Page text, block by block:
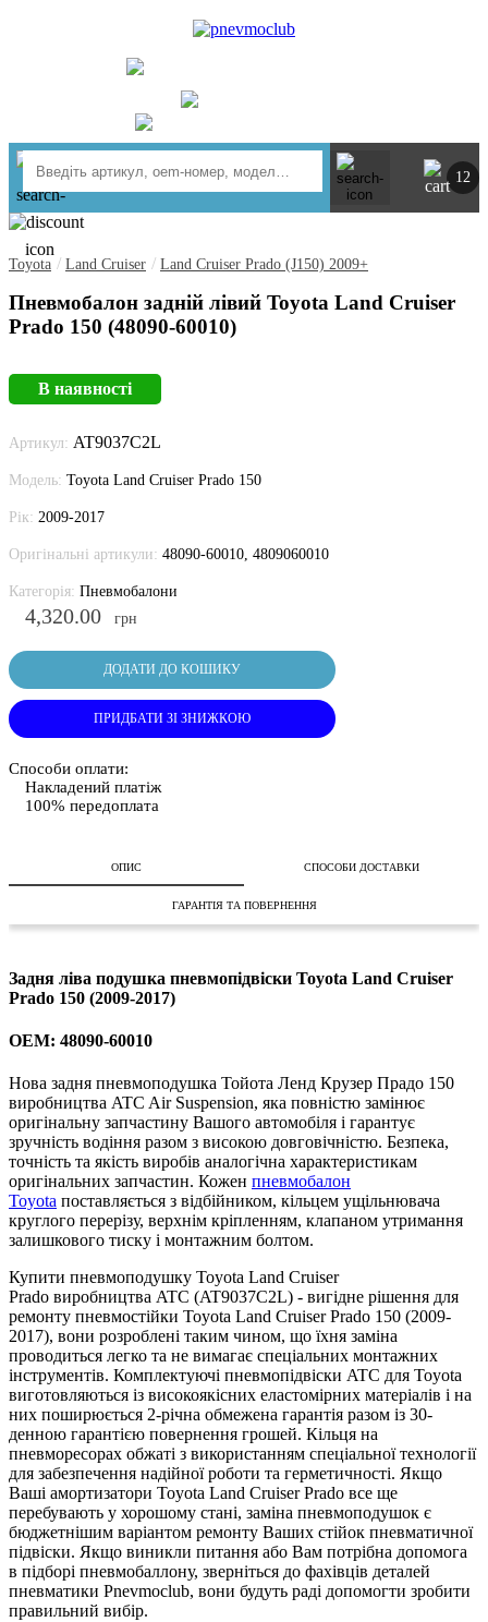
12
Toyota / Land Cruiser / Land Cruiser Prado (J150) 2009+
В наявності
Артикул: AT9037C2L
Модель: Toyota Land Cruiser Prado 150
Рік: 2009-2017
Оригінальні артикули: 48090-60010, 4809060010
Категорія: Пневмобалони
4,320.00 грн
ДОДАТИ ДО КОШИКУ
ПРИДБАТИ ЗІ ЗНИЖКОЮ
Способи оплати:
Накладений платіж
100% передоплата
Пневмобалон задній лівий Toyota Land Cruiser
Prado 150 (48090-60010)
ОПИС СПОСОБИ ДОСТАВКИ
ГАРАНТІЯ ТА ПОВЕРНЕННЯ
Задня ліва подушка пневмопідвіски Toyota Land Cruiser
Prado 150 (2009-2017)
OEM: 48090-60010
Нова задня пневмоподушка Тойота Ленд Крузер Прадо 150
виробництва ATC Air Suspension, яка повністю замінює
оригінальну запчастину Вашого автомобіля і гарантує
зручність водіння разом з високою довговічністю. Безпека,
точність та якість виробів аналогічна характеристикам
оригінальних запчастин. Кожен пневмобалон
Toyota поставляється з відбійником, кільцем ущільнювача
круглого перерізу, верхнім кріпленням, клапаном утримання
залишкового тиску і монтажним болтом.
Купити пневмоподушку Toyota Land Cruiser
Prado виробництва ATC (AT9037C2L) - вигідне рішення для
ремонту пневмостійки Toyota Land Cruiser Prado 150 (2009-
2017), вони розроблені таким чином, що їхня заміна
проводиться легко та не вимагає спеціальних монтажних
інструментів. Комплектуючі пневмопідвіски ATC для Toyota
виготовляються із високоякісних еластомірних матеріалів і на
них поширюється 2-річна обмежена гарантія разом із 30-
денною гарантією повернення грошей. Кільця на
пневморесорах обжаті з використанням спеціальної технології
для забезпечення надійної роботи та герметичності. Якщо
Ваші амортизатори Toyota Land Cruiser Prado все ще
перебувають у хорошому стані, заміна пневмоподушок є
бюджетнішим варіантом ремонту Ваших стійок пневматичної
підвіски. Якщо виникли питання або Вам потрібна допомога
в підборі пневмобаллону, зверніться до фахівців деталей
пневматики Pnevmoclub, вони будуть раді допомогти зробити
правильний вибір.